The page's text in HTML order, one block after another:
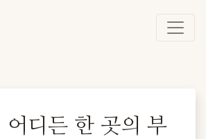
어디든 한 곳의 부